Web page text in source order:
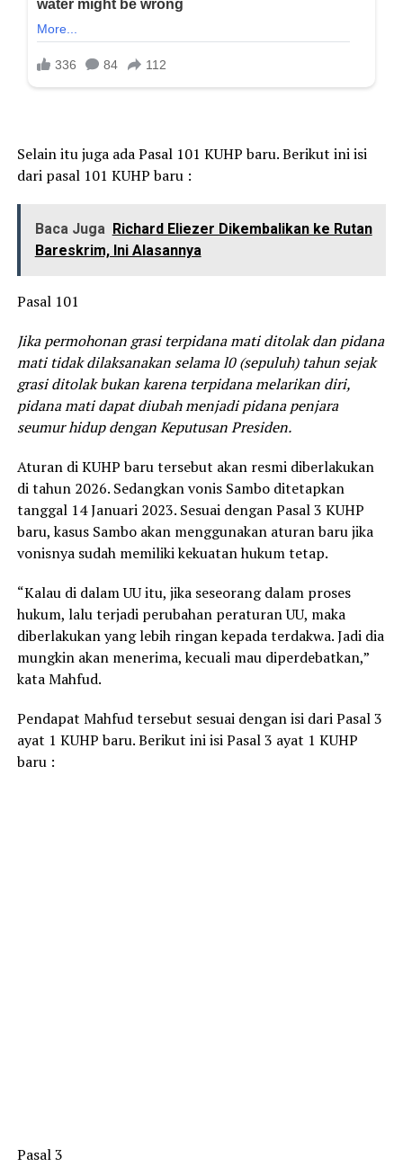
Selain itu juga ada Pasal 101 KUHP baru. Berikut ini isi
dari pasal 101 KUHP baru :
Baca Juga Richard Eliezer Dikembalikan ke Rutan
Bareskrim, Ini Alasannya
Pasal 101
Jika permohonan grasi terpidana mati ditolak dan pidana
mati tidak dilaksanakan selama l0 (sepuluh) tahun sejak
grasi ditolak bukan karena terpidana melarikan diri,
pidana mati dapat diubah menjadi pidana penjara
seumur hidup dengan Keputusan Presiden.
Aturan di KUHP baru tersebut akan resmi diberlakukan
di tahun 2026. Sedangkan vonis Sambo ditetapkan
tanggal 14 Januari 2023. Sesuai dengan Pasal 3 KUHP
baru, kasus Sambo akan menggunakan aturan baru jika
vonisnya sudah memiliki kekuatan hukum tetap.
“Kalau di dalam UU itu, jika seseorang dalam proses
hukum, lalu terjadi perubahan peraturan UU, maka
diberlakukan yang lebih ringan kepada terdakwa. Jadi dia
mungkin akan menerima, kecuali mau diperdebatkan,”
kata Mahfud.
Pendapat Mahfud tersebut sesuai dengan isi dari Pasal 3
ayat 1 KUHP baru. Berikut ini isi Pasal 3 ayat 1 KUHP
baru :
Pasal 3